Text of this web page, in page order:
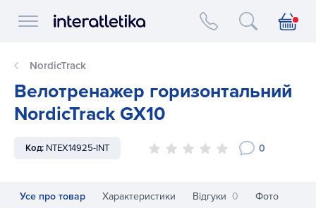
Interatletika logo
NordicTrack
Велотренажер горизонтальний
NordicTrack GX10
Код: NTEX14925-INT 0
Усе про товар Характеристики Відгуки 0 Фото